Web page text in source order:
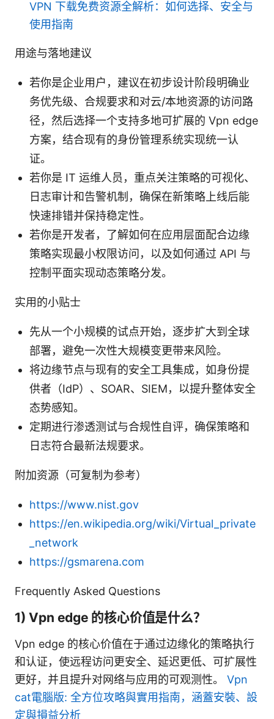
VPN 下载免费资源全解析：如何选择、安全与
使用指南
用途与落地建议
若你是企业用户，建议在初步设计阶段明确业
务优先级、合规要求和对云/本地资源的访问路
径，然后选择一个支持多地可扩展的 Vpn edge
方案，结合现有的身份管理系统实现统一认
证。
若你是 IT 运维人员，重点关注策略的可视化、
日志审计和告警机制，确保在新策略上线后能
快速排错并保持稳定性。
若你是开发者，了解如何在应用层面配合边缘
策略实现最小权限访问，以及如何通过 API 与
控制平面实现动态策略分发。
实用的小贴士
先从一个小规模的试点开始，逐步扩大到全球
部署，避免一次性大规模变更带来风险。
将边缘节点与现有的安全工具集成，如身份提
供者（IdP）、SOAR、SIEM，以提升整体安全
态势感知。
定期进行渗透测试与合规性自评，确保策略和
日志符合最新法规要求。
附加资源（可复制为参考）
https://www.nist.gov
https://en.wikipedia.org/wiki/Virtual_private
_network
https://gsmarena.com
Frequently Asked Questions
1) Vpn edge 的核心价值是什么？
Vpn edge 的核心价值在于通过边缘化的策略执行
和认证，使远程访问更安全、延迟更低、可扩展性
更好，并且提升对网络与应用的可观测性。 Vpn
cat電腦版: 全方位攻略與實用指南，涵蓋安裝、設
定與損益分析